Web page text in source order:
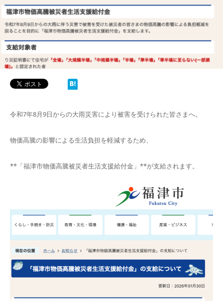
令和7年8月9日からの大雨災害により被害を受けられた皆さまへ。
物価高騰の影響による生活負担を軽減するため、
**「福津市物価高騰被災者生活支援給付金」**が支給されます。